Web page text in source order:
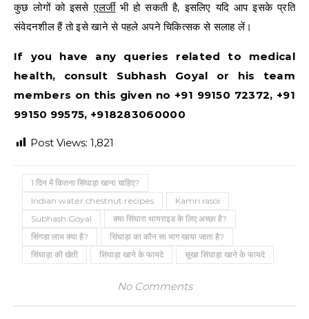
कुछ लोगों को इससेएलर्जीभी हो सकती है, इसलिए यदि आप इसके प्रति
संवेदनशील हैं तो इसे खाने से पहले अपने चिकित्सक से सलाह लें।
If you have any queries related to medical
health, consult Subhash Goyal or his team
members on this given no +91 99150 72372, +91
99150 99575, +918283060000
Post Views: 1,821
1 दिन में कितना सिंघाड़ा खाना चाहिए?
Indian water chestnut recipes
Kamri rasoi
Subhash Goyal
क्या सिंघारा थायराइड के लिए अच्छा है?
सिंगडा लाभ क्या है?
सिंघाड़ा का कौन सा भाग खाया जाता है?
सिंघाड़ा की खेती
सिंघाड़ा खाने के फायदे सूखा सिंघाड़ा खाने के फायदे
No Comments